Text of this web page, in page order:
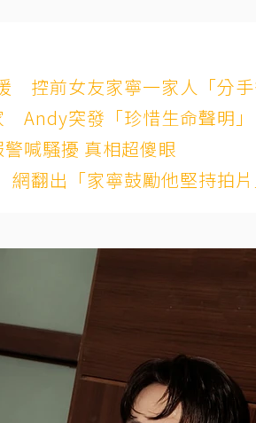
控前女友家寧一家人「分手
Andy突發「珍惜生命聲明」
警喊騷擾 真相超傻眼
翻出「家寧鼓勵他堅持拍